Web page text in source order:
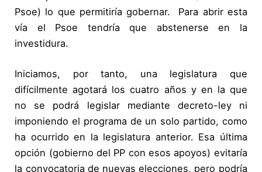
Psoe) lo que permitiría gobernar. Para abrir esta
vía el Psoe tendría que abstenerse en la
investidura.
Iniciamos, por tanto, una legislatura que
difícilmente agotará los cuatro años y en la que
no se podrá legislar mediante decreto-ley ni
imponiendo el programa de un solo partido, como
ha ocurrido en la legislatura anterior. Esa última
opción (gobierno del PP con esos apoyos) evitaría
la convocatoria de nuevas elecciones, pero podría